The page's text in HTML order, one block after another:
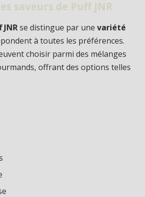
saveurs de Puff JNR
JNRse distingue par une variété
à toutes les préférences.
choisir parmi des mélanges
offrant des options telles